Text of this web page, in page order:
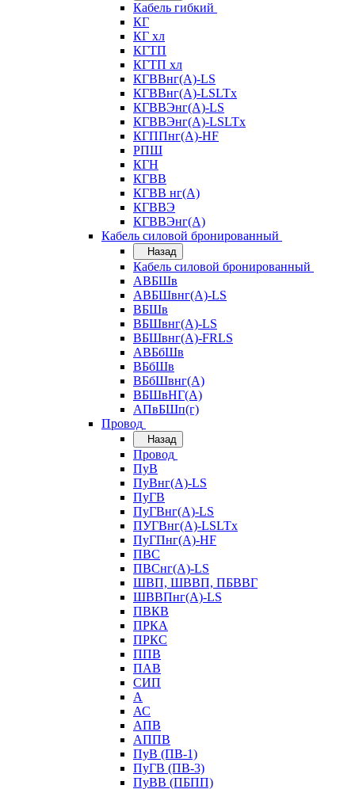
Кабель гибкий
КГ
КГ хл
КГТП
КГТП хл
КГВВнг(А)-LS
КГВВнг(А)-LSLTx
КГВВЭнг(А)-LS
КГВВЭнг(А)-LSLTx
КГППнг(А)-HF
РПШ
КГН
КГВВ
КГВВ нг(А)
КГВВЭ
КГВВЭнг(А)
Кабель силовой бронированный
Назад
Кабель силовой бронированный
АВБШв
АВБШвнг(А)-LS
ВБШв
ВБШвнг(А)-LS
ВБШвнг(А)-FRLS
АВБбШв
ВБбШв
ВБбШвнг(А)
ВБШвНГ(А)
АПвБШп(г)
Провод
Назад
Провод
ПуВ
ПуВнг(А)-LS
ПуГВ
ПуГВнг(А)-LS
ПУГВнг(А)-LSLTx
ПуГПнг(А)-HF
ПВС
ПВСнг(А)-LS
ШВП, ШВВП, ПБВВГ
ШВВПнг(А)-LS
ПВКВ
ПРКА
ПРКС
ППВ
ПАВ
СИП
А
АС
АПВ
АППВ
ПуВ (ПВ-1)
ПуГВ (ПВ-3)
ПуВВ (ПБПП)